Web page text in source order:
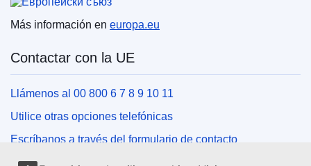
Más información en europa.eu
Contactar con la UE
Llámenos al 00 800 6 7 8 9 10 11
Utilice otras opciones telefónicas
Escríbanos a través del formulario de contacto
Venga a conocernos a una de las oficinas de la UE